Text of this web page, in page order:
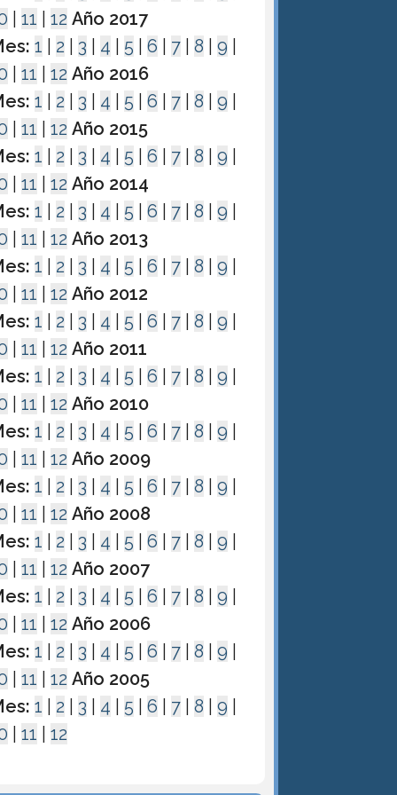
|11 |12 Año 2017
1 2 3 4 5 |6 7 |8 |9
|11 |12 Año 2016
1 2 3 4 5 |6 7 |8 |9
|11 |12 Año 2015
1 2 3 4 5 |6 7 |8 |9
|11 |12 Año 2014
1 2 3 4 5 |6 7 |8 |9
|11 |12 Año 2013
1 2 3 4 5 |6 7 |8 |9
|11 |12 Año 2012
1 2 3 4 5 |6 7 |8 |9
|11 |12 Año 2011
1 2 3 4 5 |6 7 |8 |9
|11 |12 Año 2010
1 2 3 4 5 |6 7 |8 |9
|11 |12 Año 2009
1 2 3 4 5 |6 7 |8 |9
|11 |12 Año 2008
1 2 3 4 5 |6 7 |8 |9
|11 |12 Año 2007
1 2 3 4 5 |6 7 |8 |9
|11 |12 Año 2006
1 2 3 4 5 |6 7 |8 |9
|11 |12 Año 2005
1 2 3 4 5 |6 7 |8 |9
|11 |12